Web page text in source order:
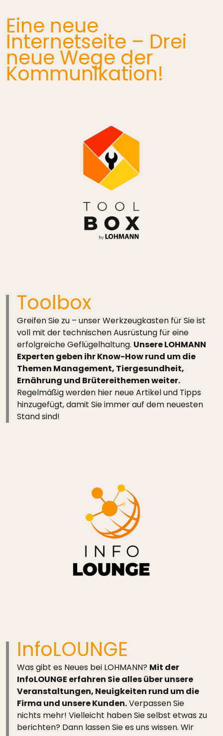
Eine neue
Internetseite – Drei
neue Wege der
Kommunikation!
Toolbox
Greifen Sie zu – unser Werkzeugkasten für Sie ist
voll mit der technischen Ausrüstung für eine
erfolgreiche Geflügelhaltung. Unsere LOHMANN
Experten geben ihr Know-How rund um die
Themen Management, Tiergesundheit,
Ernährung und Brütereithemen weiter.
Regelmäßig werden hier neue Artikel und Tipps
hinzugefügt, damit Sie immer auf dem neuesten
Stand sind!
InfoLOUNGE
Was gibt es Neues bei LOHMANN? Mit der
InfoLOUNGE erfahren Sie alles über unsere
Veranstaltungen, Neuigkeiten rund um die
Firma und unsere Kunden.Verpassen Sie
nichts mehr! Vielleicht haben Sie selbst etwas zu
berichten? Dann lassen Sie es uns wissen. Wir